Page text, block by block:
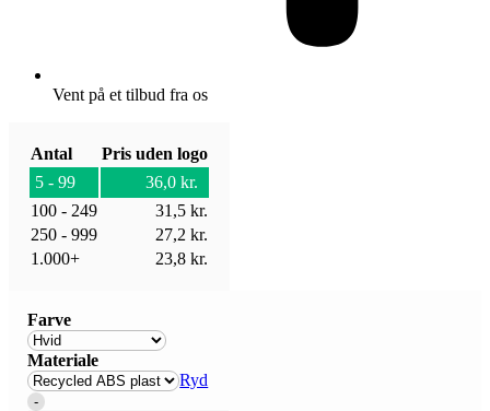
Vent på et tilbud fra os
Antal
Pris uden logo
5 - 99
36,0 kr.
100 - 249
31,5 kr.
250 - 999
27,2 kr.
1.000+
23,8 kr.
Farve
Materiale
Ryd
Quantity
-